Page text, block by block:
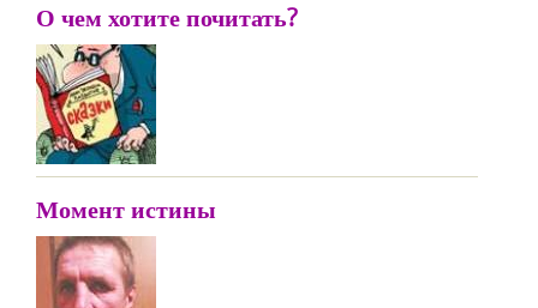
О чем хотите почитать?
Момент истины